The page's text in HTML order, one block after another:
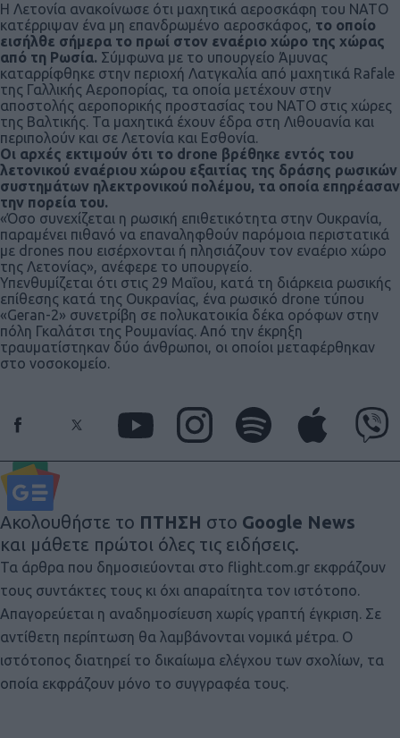
Η Λετονία ανακοίνωσε ότι μαχητικά αεροσκάφη του ΝΑΤΟ
κατέρριψαν ένα μη επανδρωμένο αεροσκάφος, το οποίο
εισήλθε σήμερα το πρωί στον εναέριο χώρο της χώρας
από τη Ρωσία. Σύμφωνα με το υπουργείο Άμυνας
καταρρίφθηκε στην περιοχή Λατγκαλία από μαχητικά Rafale
της Γαλλικής Αεροπορίας, τα οποία μετέχουν στην
αποστολής αεροπορικής προστασίας του ΝΑΤΟ στις χώρες
της Βαλτικής. Τα μαχητικά έχουν έδρα στη Λιθουανία και
περιπολούν και σε Λετονία και Εσθονία.
Οι αρχές εκτιμούν ότι το drone βρέθηκε εντός του
λετονικού εναέριου χώρου εξαιτίας της δράσης ρωσικών
συστημάτων ηλεκτρονικού πολέμου, τα οποία επηρέασαν
την πορεία του.
«Όσο συνεχίζεται η ρωσική επιθετικότητα στην Ουκρανία,
παραμένει πιθανό να επαναληφθούν παρόμοια περιστατικά
με drones που εισέρχονται ή πλησιάζουν τον εναέριο χώρο
της Λετονίας», ανέφερε το υπουργείο.
Υπενθυμίζεται ότι στις 29 Μαΐου, κατά τη διάρκεια ρωσικής
επίθεσης κατά της Ουκρανίας, ένα ρωσικό drone τύπου
«Geran-2» συνετρίβη σε πολυκατοικία δέκα ορόφων στην
πόλη Γκαλάτσι της Ρουμανίας. Από την έκρηξη
τραυματίστηκαν δύο άνθρωποι, οι οποίοι μεταφέρθηκαν
στο νοσοκομείο.
Ακολουθήστε το ΠΤΗΣΗ στο Google News
και μάθετε πρώτοι όλες τις ειδήσεις.
Τα άρθρα που δημοσιεύονται στο flight.com.gr εκφράζουν
τους συντάκτες τους κι όχι απαραίτητα τον ιστότοπο.
Απαγορεύεται η αναδημοσίευση χωρίς γραπτή έγκριση. Σε
αντίθετη περίπτωση θα λαμβάνονται νομικά μέτρα. Ο
ιστότοπος διατηρεί το δικαίωμα ελέγχου των σχολίων, τα
οποία εκφράζουν μόνο το συγγραφέα τους.